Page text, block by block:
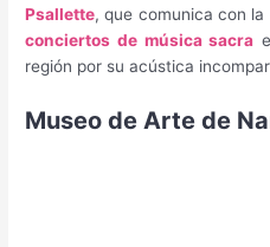
Psallette, que comunica con
conciertos de música sacra
región por su acústica
Museo de Arte de